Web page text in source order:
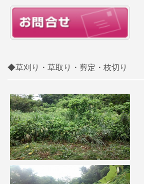
◆草刈り・草取り・剪定・枝切り